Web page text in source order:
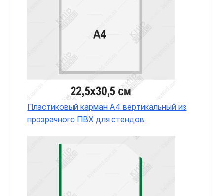
Пластиковый карман А4 вертикальный из
прозрачного ПВХ для стендов